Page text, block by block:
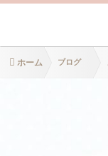
ホーム ブログ